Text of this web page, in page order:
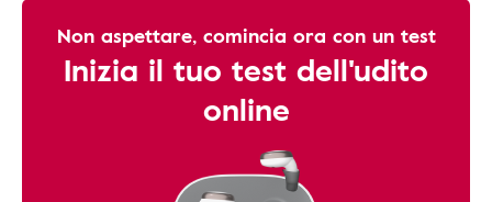
Non aspettare, comincia ora con un test
Inizia il tuo test dell'udito
online